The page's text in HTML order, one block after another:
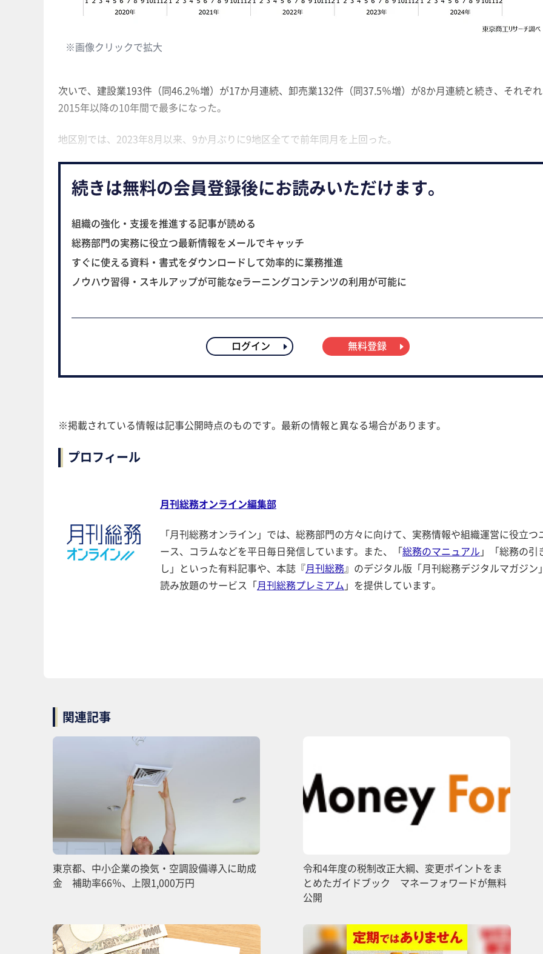
※画像クリックで拡大
次いで、建設業193件（同46.2％増）が17か月連続、卸売業132件（同37.5％増）が8か月連続と続き、それぞれ
2015年以降の10年間で最多になった。
地区別では、2023年8月以来、9か月ぶりに9地区全てで前年同月を上回った。
続きは無料の会員登録後にお読みいただけます。
組織の強化・支援を推進する記事が読める
総務部門の実務に役立つ最新情報をメールでキャッチ
すぐに使える資料・書式をダウンロードして効率的に業務推進
ノウハウ習得・スキルアップが可能なeラーニングコンテンツの利用が可能に
ログイン 無料登録
※掲載されている情報は記事公開時点のものです。最新の情報と異なる場合があります。
プロフィール
月刊総務オンライン編集部
「月刊総務オンライン」では、総務部門の方々に向けて、実務情報や組織運営に役立つ
ース、コラムなどを平日毎日発信しています。また、「総務のマニュアル 」「総務の引
し」といった有料記事や、本誌『月刊総務』のデジタル版「月刊総務デジタルマガジン
読み放題のサービス「月刊総務プレミアム 」を提供しています。
関連記事
東京都、中小企業の換気・空調設備導入に助成
金 補助率66％、上限1,000万円
令和4年度の税制改正大綱、変更ポイントをま
とめたガイドブック マネーフォワードが無料
公開